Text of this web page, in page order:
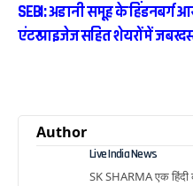
SEBI: अडानी समूह के हिंडनबर्ग
एंटरप्राइजेज सहित शेयरों में
Author
Live India News
SK SHARMA एक